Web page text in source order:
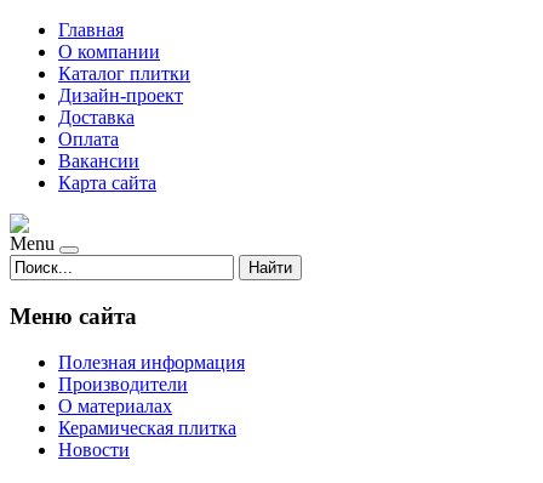
Главная
О компании
Каталог плитки
Дизайн-проект
Доставка
Оплата
Вакансии
Карта сайта
Menu
Найти
Меню сайта
Полезная информация
Производители
О материалах
Керамическая плитка
Новости